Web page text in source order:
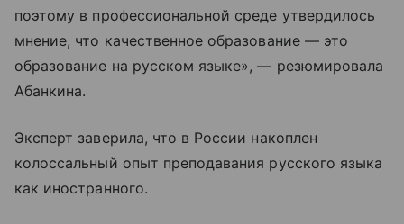
поэтому в профессиональной среде утвердилось
мнение, что качественное образование — это
образование на русском языке», — резюмировала
Абанкина.
Эксперт заверила, что в России накоплен
колоссальный опыт преподавания русского языка
как иностранного.